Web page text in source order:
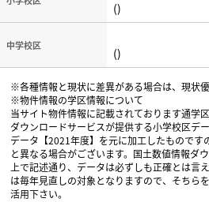
()
中学校区 ()
※各種情報と現状に差異がある場合は、現状優
※物件情報の学区情報について
当サイト物件情報に記載されております通学
ダウンロードサービスが提供する小学校区デ
データ【2021年度】を元に加工したものです
と異なる場合がございます。国土数値情報ダ
上で記述通り、データは必ずしも正確とは言
は毎年見直しの対象となりますので、そちら
活用下さい。